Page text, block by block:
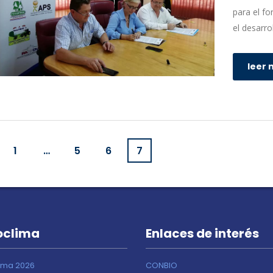
para el
el
leer
1 … 5 6 7
2026
Enlaces de interés
CONBIO